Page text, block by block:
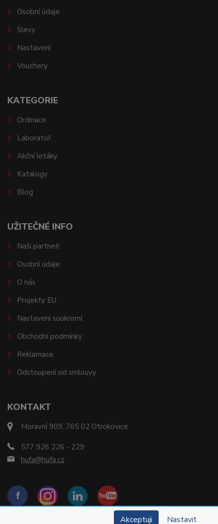
KONTAKT
Moravní 909, 765 02 Otrokovice
577 926 226 - 229
hufa@hufa.cz
Osobní údaje
Slevy
Nastavení
Vouchery
KATEGORIE
Ordinace
Laboratoř
Akční letáky
Katalogy
Blog
UŽITEČNÉ INFO
Naši partneři
Osobní údaje
O nás
Projekty EU
Nastavení soukromí
Obchodní podmínky
Reklamace
Odstoupení od smlouvy
Akceptuji Nastavit